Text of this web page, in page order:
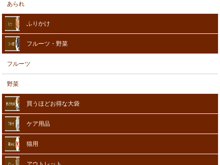
あられ
ふりかけ
フルーツ・野菜
フルーツ
野菜
買うほどお得な大袋
ケア用品
猫用